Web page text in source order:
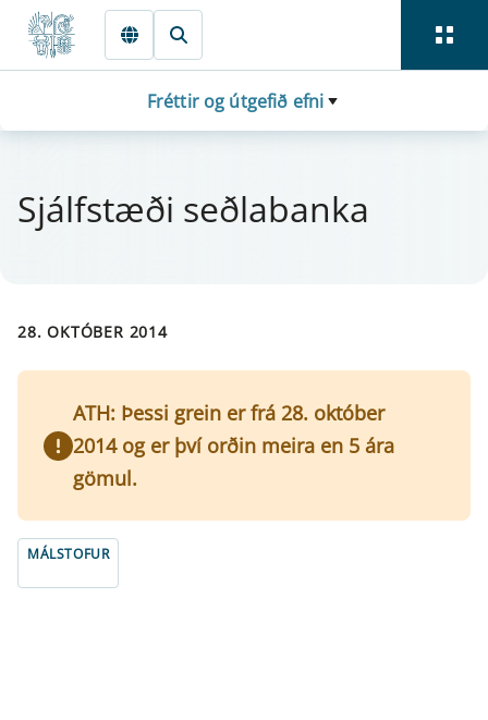
Fara beint í Meginmál
Fréttir og útgefið efni
Sjálf­stæði seðlabanka
28. OKTÓBER 2014
ATH: Þessi grein er frá 28. október
2014 og er því orðin meira en 5 ára
gömul.
MÁLSTOFUR